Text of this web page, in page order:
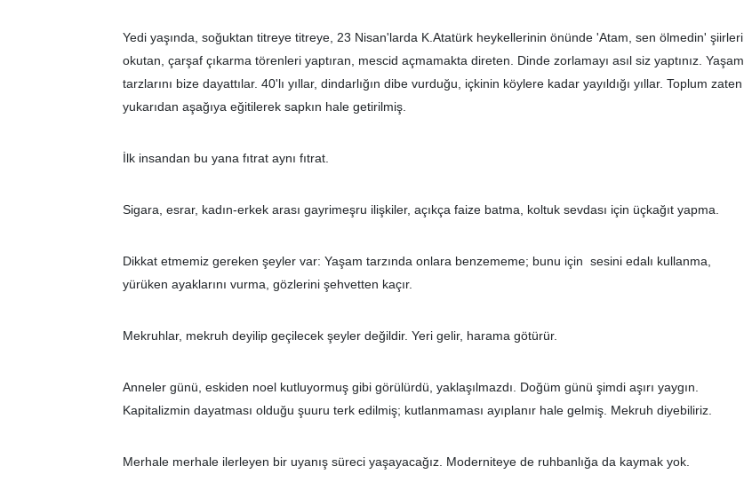
Yedi yaşında, soğuktan titreye titreye, 23 Nisan'larda K.Atatürk heykellerinin önünde 'Atam, sen ölmedin' şiirleri
okutan, çarşaf çıkarma törenleri yaptıran, mescid açmamakta direten. Dinde zorlamayı asıl siz yaptınız. Yaşam
tarzlarını bize dayattılar. 40'lı yıllar, dindarlığın dibe vurduğu, içkinin köylere kadar yayıldığı yıllar. Toplum zaten
yukarıdan aşağıya eğitilerek sapkın hale getirilmiş.
İlk insandan bu yana fıtrat aynı fıtrat.
Sigara, esrar, kadın-erkek arası gayrimeşru ilişkiler, açıkça faize batma, koltuk sevdası için üçkağıt yapma.
Dikkat etmemiz gereken şeyler var: Yaşam tarzında onlara benzememe; bunu için sesini edalı kullanma,
yürüken ayaklarını vurma, gözlerini şehvetten kaçır.
Mekruhlar, mekruh deyilip geçilecek şeyler değildir. Yeri gelir, harama götürür.
Anneler günü, eskiden noel kutluyormuş gibi görülürdü, yaklaşılmazdı. Doğüm günü şimdi aşırı yaygın.
Kapitalizmin dayatması olduğu şuuru terk edilmiş; kutlanmaması ayıplanır hale gelmiş. Mekruh diyebiliriz.
Merhale merhale ilerleyen bir uyanış süreci yaşayacağız. Moderniteye de ruhbanlığa da kaymak yok.